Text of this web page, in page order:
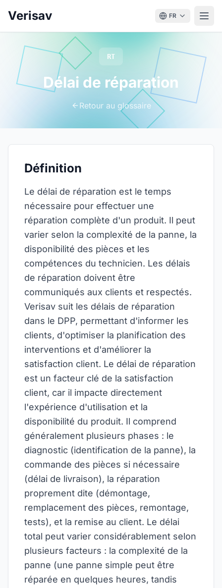
Verisav FR
RT
Délai de réparation
Retour au glossaire
Définition
Le délai de réparation est le temps
nécessaire pour effectuer une
réparation complète d'un produit. Il peut
varier selon la complexité de la panne, la
disponibilité des pièces et les
compétences du technicien. Les délais
de réparation doivent être
communiqués aux clients et respectés.
Verisav suit les délais de réparation
dans le DPP, permettant d'informer les
clients, d'optimiser la planification des
interventions et d'améliorer la
satisfaction client. Le délai de réparation
est un facteur clé de la satisfaction
client, car il impacte directement
l'expérience d'utilisation et la
disponibilité du produit. Il comprend
généralement plusieurs phases : le
diagnostic (identification de la panne), la
commande des pièces si nécessaire
(délai de livraison), la réparation
proprement dite (démontage,
remplacement des pièces, remontage,
tests), et la remise au client. Le délai
total peut varier considérablement selon
plusieurs facteurs : la complexité de la
panne (une panne simple peut être
réparée en quelques heures, tandis